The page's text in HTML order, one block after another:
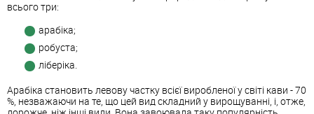
всього три:
арабіка;
робуста;
ліберіка.
Арабіка становить левову частку всієї виробленої у світі кави - 70
%, незважаючи на те, що цей вид складний у вирощуванні, і, отже,